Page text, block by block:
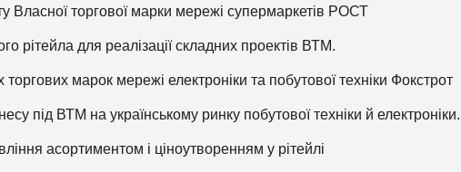
Власної торгової марки мережі супермаркетів РОСТ
рітейла для реалізації складних проектів ВТМ.
торгових марок мережі електроніки та побутової техніки Фокстрот
під ВТМ на українському ринку побутової техніки й електроніки.
асортиментом і ціноутворенням у рітейлі